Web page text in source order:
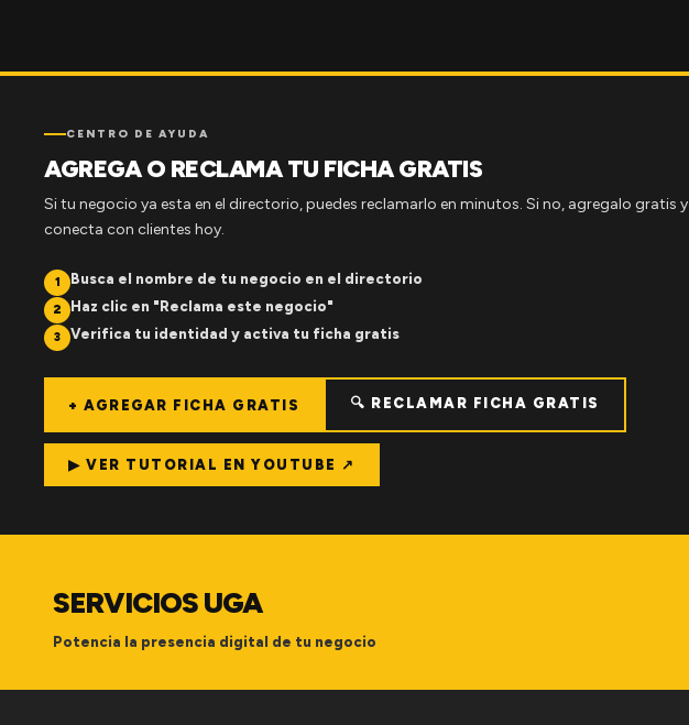
CENTRO DE AYUDA
AGREGA O RECLAMA TU FICHA GRATIS
Si tu negocio ya esta en el directorio, puedes reclamarlo en minutos. Si no, agregalo gratis y
conecta con clientes hoy.
1 Busca el nombre de tu negocio en el directorio
2 Haz clic en "Reclama este negocio"
3 Verifica tu identidad y activa tu ficha gratis
+ AGREGAR FICHA GRATIS 🔍 RECLAMAR FICHA GRATIS
▶ VER TUTORIAL EN YOUTUBE ↗
SERVICIOS UGA
Potencia la presencia digital de tu negocio